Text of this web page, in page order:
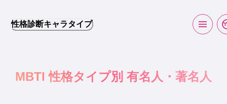
性格診断キャラタイプ
MBTI 性格タイプ別 有名人・著名人